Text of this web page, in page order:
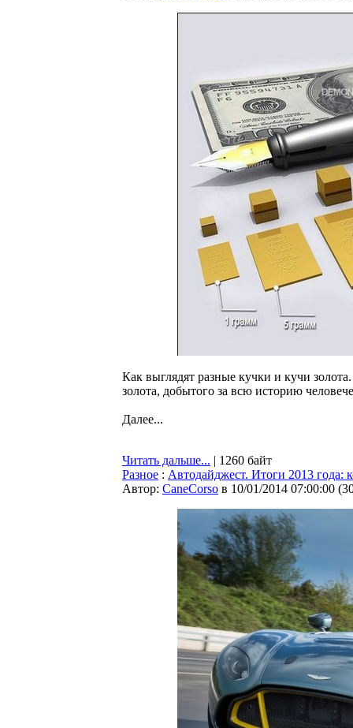
Как выглядят разные кучки и кучи
золота, добытого за всю историю
Далее...
Читать дальше... | 1260 байт
Разное : Автодайджест. Итоги 2013 года:
Автор: CaneCorso в 10/01/2014 07:00:00 (